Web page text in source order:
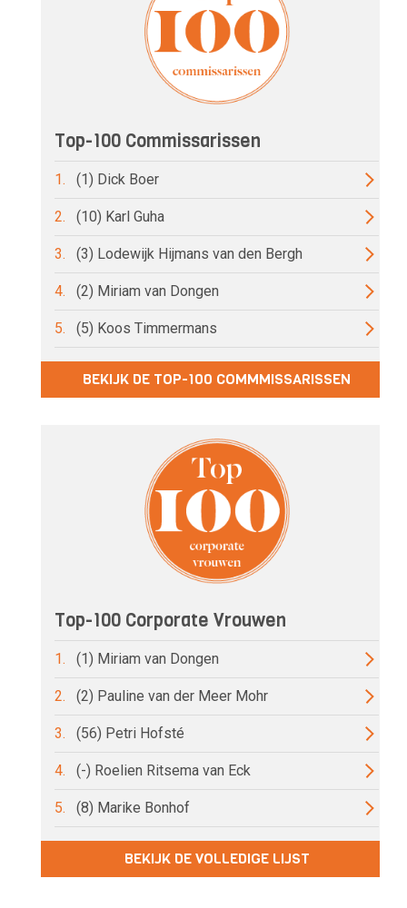
Top-100 Commissarissen
1. (1) Dick Boer
2. (10) Karl Guha
3. (3) Lodewijk Hijmans van den Bergh
4. (2) Miriam van Dongen
5. (5) Koos Timmermans
BEKIJK DE TOP-100 COMMMISSARISSEN
Top-100 Corporate Vrouwen
1. (1) Miriam van Dongen
2. (2) Pauline van der Meer Mohr
3. (56) Petri Hofsté
4. (-) Roelien Ritsema van Eck
5. (8) Marike Bonhof
BEKIJK DE VOLLEDIGE LIJST